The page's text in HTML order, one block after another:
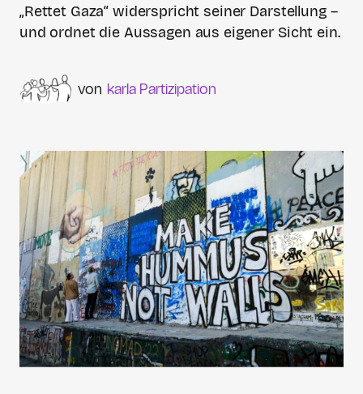
„Rettet Gaza“ widerspricht seiner Darstellung –
und ordnet die Aussagen aus eigener Sicht ein.
karla Partizipation